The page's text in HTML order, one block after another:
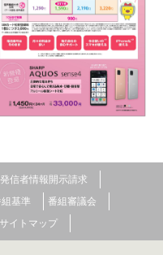
発信者情報開示請求
基準
番組審議会
サイトマップ